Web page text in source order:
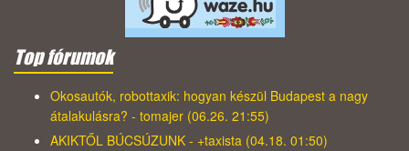
Top fórumok
Okosautók, robottaxik: hogyan készül Budapest a nagy
átalakulásra? - tomajer (06.26. 21:55)
AKIKTŐL BÚCSÚZUNK - +taxista (04.18. 01:50)